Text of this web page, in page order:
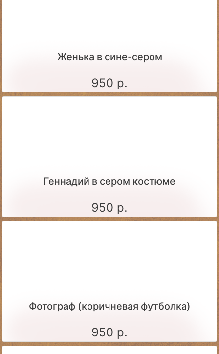
Женька в сине-сером
950 р.
Геннадий в сером костюме
950 р.
Фотограф (коричневая футболка)
950 р.